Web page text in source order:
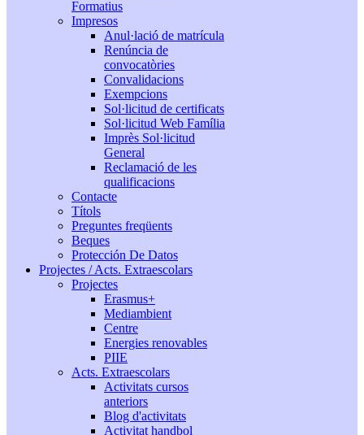
Formatius
Impresos
Anul·lació de matrícula
Renúncia de
convocatòries
Convalidacions
Exempcions
Sol·licitud de certificats
Sol·licitud Web Família
Imprès Sol·licitud
General
Reclamació de les
qualificacions
Contacte
Títols
Preguntes freqüents
Beques
Protección De Datos
Projectes / Acts. Extraescolars
Projectes
Erasmus+
Mediambient
Centre
Energies renovables
PIIE
Acts. Extraescolars
Activitats cursos
anteriors
Blog d'activitats
Activitat handbol